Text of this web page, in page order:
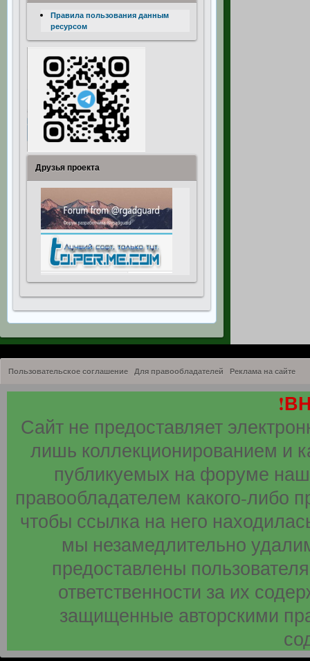
Правила пользования данным
ресурсом
Друзья проекта
Пользовательское соглашение Для правообладателей Реклама на сайте
Сайт не предоставляет
лишь коллекционированием и
публикуемых на форуме
правообладателем какого-либо
чтобы ссылка на него
мы незамедлительно
предоставлены
ответственности за их
защищенные авторскими